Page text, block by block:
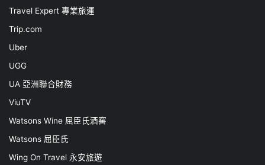
Travel Expert 專業旅運
Trip.com
Uber
UGG
UA 亞洲聯合財務
ViuTV
Watsons Wine 屈臣氏酒窖
Watsons 屈臣氏
Wing On Travel 永安旅遊